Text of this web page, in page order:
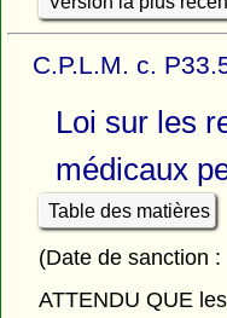
C.P.L.M. c.
Loi sur les
médicaux
Table des matières
(Date de sanction
ATTENDU QUE